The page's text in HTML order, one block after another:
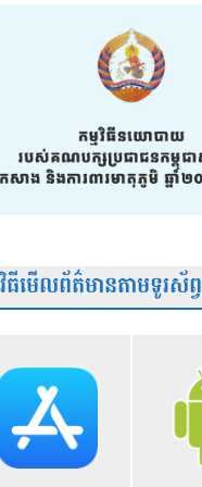
ធីមើលព័ត៌មានតាមទូរស័ព្វ